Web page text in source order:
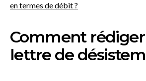
en termes de débit ?
Comment
lettre de